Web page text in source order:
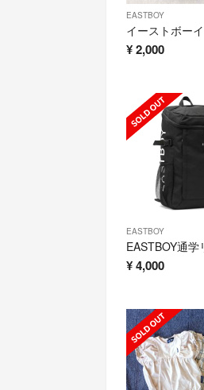
EASTBOY
¥2,000
EASTBOY
¥4,000